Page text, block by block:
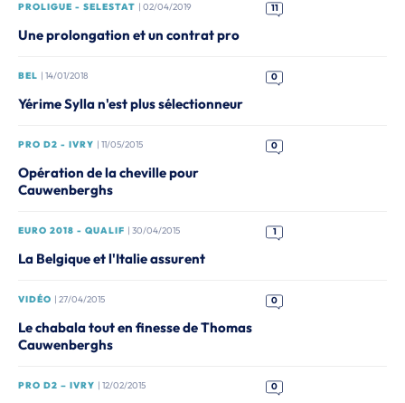
PROLIGUE - SELESTAT | 02/04/2019 11
Une prolongation et un contrat pro
BEL | 14/01/2018 0
Yérime Sylla n'est plus sélectionneur
PRO D2 - IVRY | 11/05/2015 0
Opération de la cheville pour
Cauwenberghs
EURO 2018 - QUALIF | 30/04/2015 1
La Belgique et l'Italie assurent
VIDÉO | 27/04/2015 0
Le chabala tout en finesse de Thomas
Cauwenberghs
PRO D2 – IVRY | 12/02/2015 0